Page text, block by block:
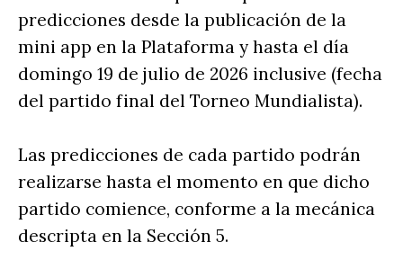
predicciones desde la publicación de la
mini app en la Plataforma y hasta el día
domingo 19 de julio de 2026 inclusive (fecha
del partido final del Torneo Mundialista).
Las predicciones de cada partido podrán
realizarse hasta el momento en que dicho
partido comience, conforme a la mecánica
descripta en la Sección 5.